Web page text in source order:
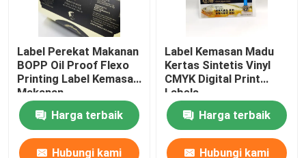
Pencetakan Label Farmasi
Label Anggur Perekat
Label produk kimia
Label Kebutuhan Rumah Tangga
Label Perekat Makanan
BOPP Oil Proof Flexo
Printing Label Kemasan
Makanan
Harga terbaik
Hubungi kami
Label Kemasan Madu
Kertas Sintetis Vinyl
CMYK Digital Print
Labels
Harga terbaik
Hubungi kami